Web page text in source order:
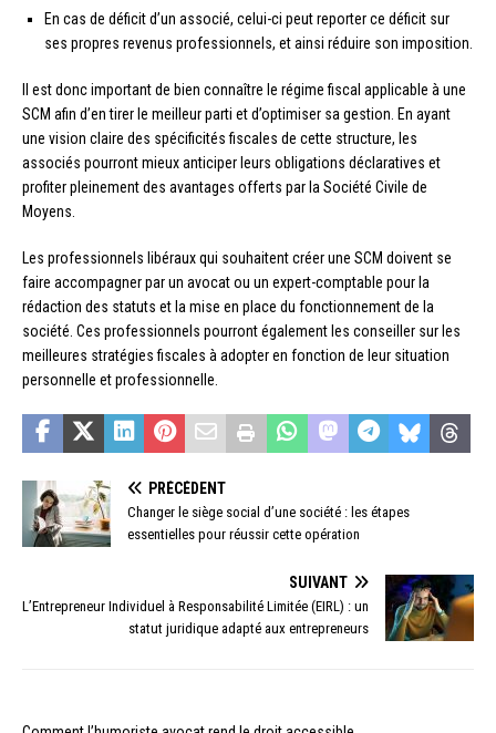
En cas de déficit d’un associé, celui-ci peut reporter ce déficit sur
ses propres revenus professionnels, et ainsi réduire son imposition.
Il est donc important de bien connaître le régime fiscal applicable à une
SCM afin d’en tirer le meilleur parti et d’optimiser sa gestion. En ayant
une vision claire des spécificités fiscales de cette structure, les
associés pourront mieux anticiper leurs obligations déclaratives et
profiter pleinement des avantages offerts par la Société Civile de
Moyens.
Les professionnels libéraux qui souhaitent créer une SCM doivent se
faire accompagner par un avocat ou un expert-comptable pour la
rédaction des statuts et la mise en place du fonctionnement de la
société. Ces professionnels pourront également les conseiller sur les
meilleures stratégies fiscales à adopter en fonction de leur situation
personnelle et professionnelle.
PRÉCÉDENT
Changer le siège social d’une société : les étapes
essentielles pour réussir cette opération
SUIVANT
L’Entrepreneur Individuel à Responsabilité Limitée (EIRL) : un
statut juridique adapté aux entrepreneurs